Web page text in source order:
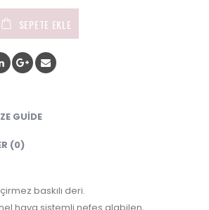
SEPETE EKLE
GUIDE
(0)
baskılı deri.